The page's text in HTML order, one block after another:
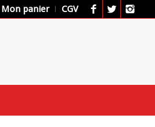
Mon panier CGV